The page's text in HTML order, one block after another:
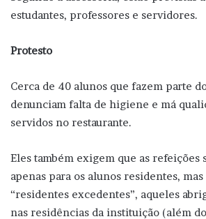
estudantes, professores e servidores.
Protesto
Cerca de 40 alunos que fazem parte
denunciam falta de higiene e má
servidos no restaurante.
Eles também exigem que as refeições
apenas para os alunos residentes,
“residentes excedentes”, aqueles
nas residências da instituição (além